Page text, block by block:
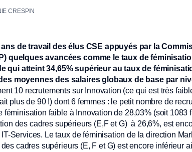
CRESPIN
fenêtre)fenêtre)
fenêtre)
de travail des élus CSE appuyés par la
quelques avancées comme le taux de
qui atteint 34,65% supérieur au taux de
moyennes des salaires globaux de base par
10 recrutements sur Innovation (ce qui est très
plus de 90 !) dont 6 femmes : le petit nombre de
féminisation faible à Innovation de 28,03% (soit 1083
des cadres supérieurs (E,F et G) à 26,6%, est
Services. Le taux de féminisation de la direction
cadres supérieurs (E, F et G) est encore inférieur